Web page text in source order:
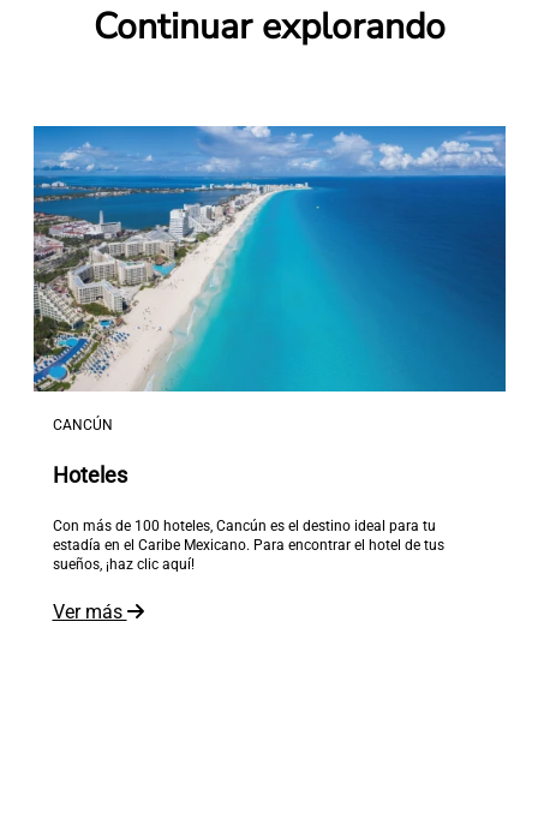
Continuar explorando
CANCÚN
Hoteles
Con más de 100 hoteles, Cancún es el destino ideal para tu
estadía en el Caribe Mexicano. Para encontrar el hotel de tus
sueños, ¡haz clic aquí!
Ver más